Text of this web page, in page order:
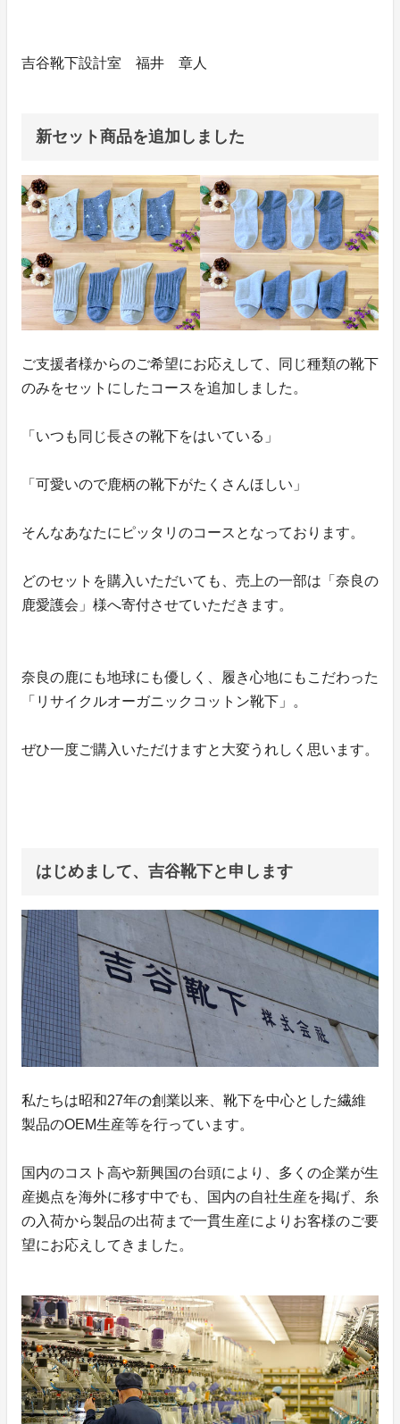
吉谷靴下設計室 福井 章人
新セット商品を追加しました
ご支援者様からのご希望にお応えして、同じ種類の靴下
のみをセットにしたコースを追加しました。
「いつも同じ長さの靴下をはいている」
「可愛いので鹿柄の靴下がたくさんほしい」
そんなあなたにピッタリのコースとなっております。
どのセットを購入いただいても、売上の一部は「奈良の
鹿愛護会」様へ寄付させていただきます。
奈良の鹿にも地球にも優しく、履き心地にもこだわった
「リサイクルオーガニックコットン靴下」。
ぜひ一度ご購入いただけますと大変うれしく思います。
はじめまして、吉谷靴下と申します
私たちは昭和27年の創業以来、靴下を中心とした繊維
製品のOEM生産等を行っています。
国内のコスト高や新興国の台頭により、多くの企業が生
産拠点を海外に移す中でも、国内の自社生産を掲げ、糸
の入荷から製品の出荷まで一貫生産によりお客様のご要
望にお応えしてきました。